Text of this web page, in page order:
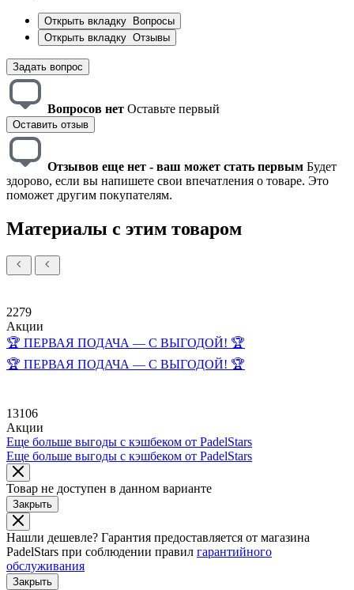
Открыть вкладку
Вопросы
Открыть вкладку Отзывы
Задать вопрос
Вопросов нет Оставьте первый
Оставить отзыв
Отзывов еще нет - ваш может стать первым Будет
здорово, если вы напишете свои впечатления о товаре. Это
поможет другим покупателям.
Материалы с этим товаром
2279
Акции
🏆 ПЕРВАЯ ПОДАЧА — С ВЫГОДОЙ! 🏆
🏆 ПЕРВАЯ ПОДАЧА — С ВЫГОДОЙ! 🏆
13106
Акции
Еще больше выгоды с кэшбеком от PadelStars
Еще больше выгоды с кэшбеком от PadelStars
Товар не доступен в данном варианте
Закрыть
Нашли дешевле? Гарантия предоставляется от магазина
PadelStars при соблюдении правил гарантийного
обслуживания
Закрыть